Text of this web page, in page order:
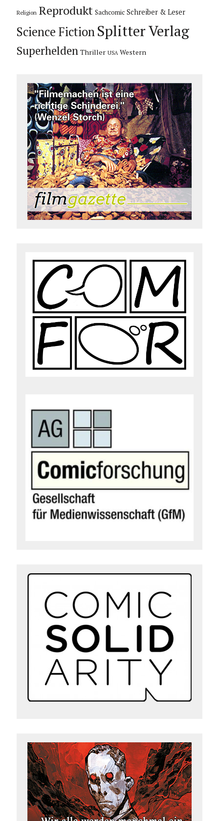
Religion Reprodukt Sachcomic Schreiber & Leser
Science Fiction Splitter Verlag
Superhelden Thriller USA Western